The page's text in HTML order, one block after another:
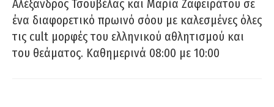
Αλέξανδρος Τσουβέλας και Μαρία Ζαφειράτου σε
ένα διαφορετικό πρωινό σόου με καλεσμένες όλες
τις cult μορφές του ελληνικού αθλητισμού και
του θεάματος. Καθημερινά 08:00 με 10:00